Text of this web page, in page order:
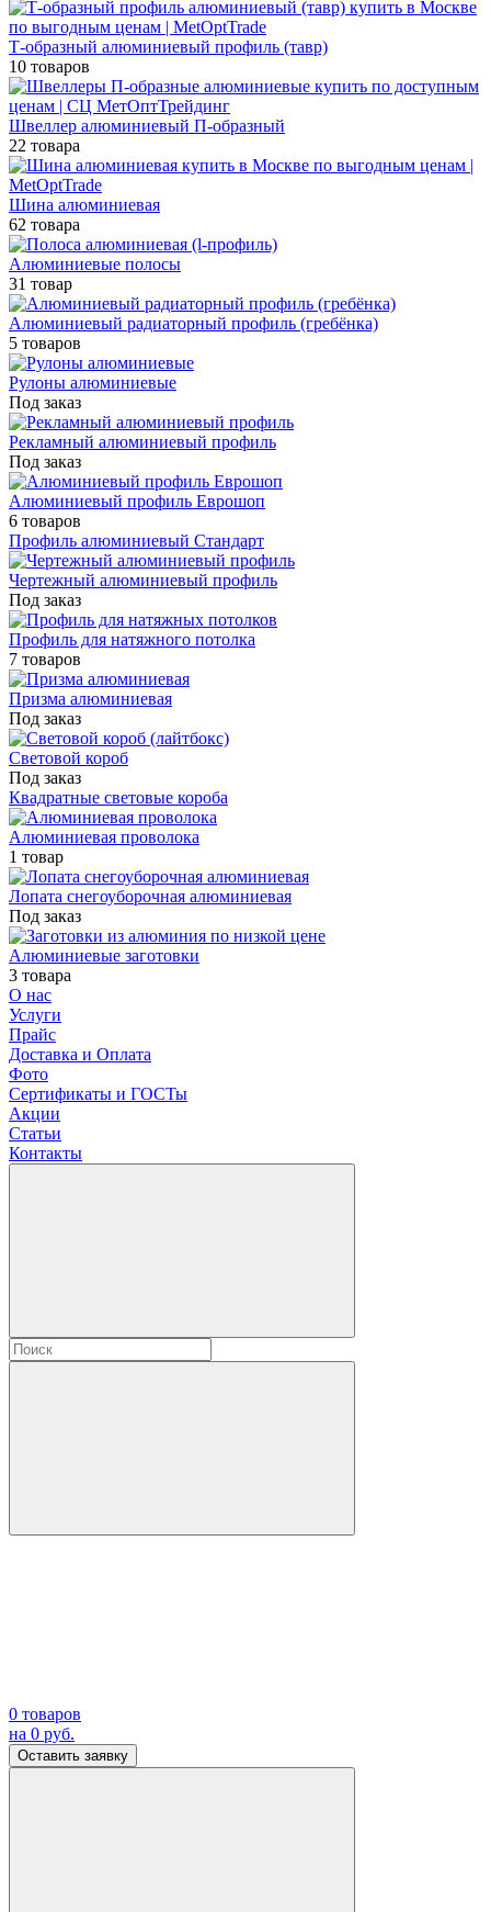
Т-образный алюминиевый профиль (тавр)
10 товаров
Швеллер алюминиевый П-образный
22 товара
Шина алюминиевая
62 товара
Алюминиевые полосы
31 товар
Алюминиевый радиаторный профиль (гребёнка)
5 товаров
Рулоны алюминиевые
Под заказ
Рекламный алюминиевый профиль
Под заказ
Алюминиевый профиль Еврошоп
6 товаров
Профиль алюминиевый Стандарт
Чертежный алюминиевый профиль
Под заказ
Профиль для натяжного потолка
7 товаров
Призма алюминиевая
Под заказ
Световой короб
Под заказ
Квадратные световые короба
Алюминиевая проволока
1 товар
Лопата снегоуборочная алюминиевая
Под заказ
Алюминиевые заготовки
3 товара
О нас
Услуги
Прайс
Доставка и Оплата
Фото
Сертификаты и ГОСТы
Акции
Статьи
Контакты
0 товаров
на 0 руб.
Оставить заявку